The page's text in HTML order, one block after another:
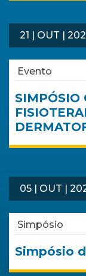
21 | OUT |
Evento
SIMPÓSIO
05 | OUT |
Simpósio
Simpósio